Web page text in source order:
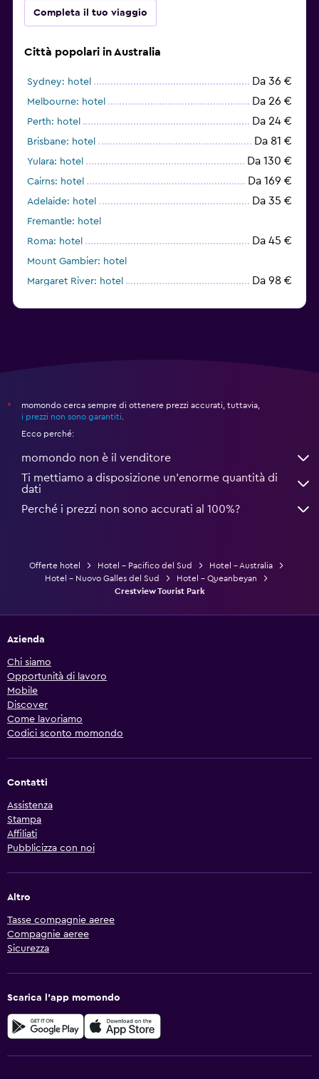
Completa il tuo viaggio
Città popolari in Australia
Sydney: hotel Da 36 €
Melbourne: hotel Da 26 €
Perth: hotel Da 24 €
Brisbane: hotel Da 81 €
Yulara: hotel Da 130 €
Cairns: hotel Da 169 €
Adelaide: hotel Da 35 €
Fremantle: hotel
Roma: hotel
Da 45 €
Mount Gambier: hotel
Margaret River: hotel
Da 98 €
*
momondo cerca sempre di ottenere prezzi accurati, tuttavia,
i prezzi non sono garantiti
Ecco perché:
momondo non è il venditore
Ti mettiamo a disposizione un’enorme quantità di
dati
Perché i prezzi non sono accurati al 100%?
Offerte hotel Hotel - Pacifico del Sud
Hotel - Australia
Hotel - Nuovo Galles del Sud
Hotel - Queanbeyan
Crestview Tourist Park
Azienda
Chi siamo
Opportunità di lavoro
Mobile
Discover
Come lavoriamo
Codici sconto momondo
Contatti
Assistenza
Stampa
Affiliati
Pubblicizza con noi
Altro
Tasse compagnie aeree
Compagnie aeree
Sicurezza
Scarica l'app momondo